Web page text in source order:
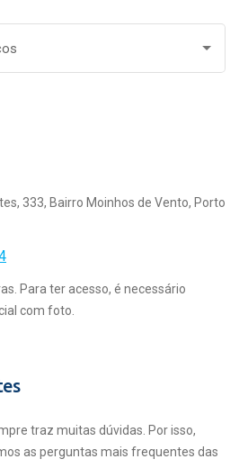
333, Bairro Moinhos de Vento, Porto
Para ter acesso, é necessário
com foto.
traz muitas dúvidas. Por isso,
as perguntas mais frequentes das